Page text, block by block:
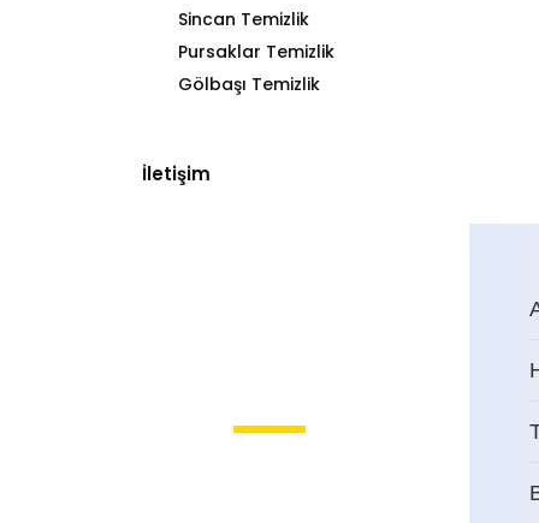
Sincan Temizlik
Pursaklar Temizlik
Gölbaşı Temizlik
İletişim